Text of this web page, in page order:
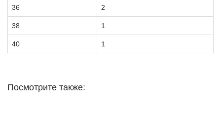
36 2
38 1
40 1
Посмотрите также: